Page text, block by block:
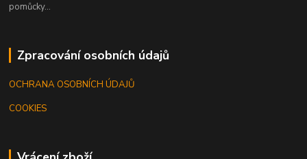
pomůcky...
Zpracování osobních údajů
OCHRANA OSOBNÍCH ÚDAJŮ
COOKIES